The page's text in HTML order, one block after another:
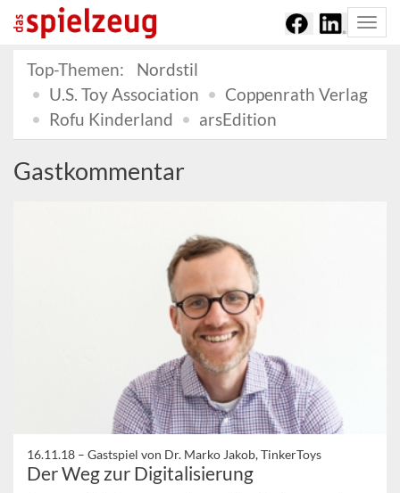
Top-Themen:
Nordstil
U.S. Toy Association
Coppenrath Verlag
Rofu Kinderland
arsEdition
Gastkommentar
16.11.18 – Gastspiel von Dr. Marko Jakob, TinkerToys
Der Weg zur Digitalisierung